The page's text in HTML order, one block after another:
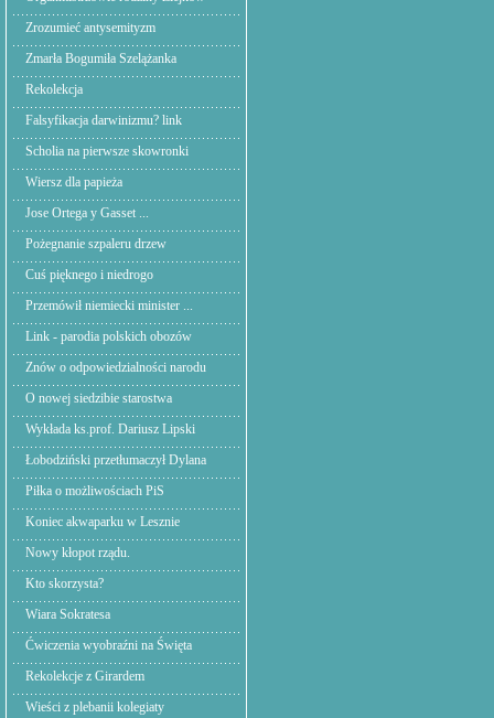
Zrozumieć antysemityzm
Zmarła Bogumiła Szelążanka
Rekolekcja
Falsyfikacja darwinizmu? link
Scholia na pierwsze skowronki
Wiersz dla papieża
Jose Ortega y Gasset ...
Pożegnanie szpaleru drzew
Cuś pięknego i niedrogo
Przemówił niemiecki minister ...
Link - parodia polskich obozów
Znów o odpowiedzialności narodu
O nowej siedzibie starostwa
Wykłada ks.prof. Dariusz Lipski
Łobodziński przetłumaczył Dylana
Piłka o możliwościach PiS
Koniec akwaparku w Lesznie
Nowy kłopot rządu.
Kto skorzysta?
Wiara Sokratesa
Ćwiczenia wyobraźni na Święta
Rekolekcje z Girardem
Wieści z plebanii kolegiaty